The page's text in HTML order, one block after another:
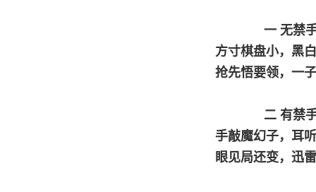
一 无禁
方寸棋盘小，黑
抢先悟要领，一
二 有禁
手敲魔幻子，耳
眼见局还变，迅